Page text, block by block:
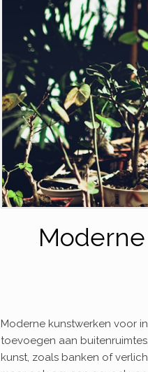
Moderne kunstwerken voor
toevoegen aan
kunst, zoals banken of